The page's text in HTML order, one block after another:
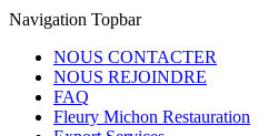
Navigation Topbar
NOUS CONTACTER
NOUS REJOINDRE
FAQ
Fleury Michon Restauration